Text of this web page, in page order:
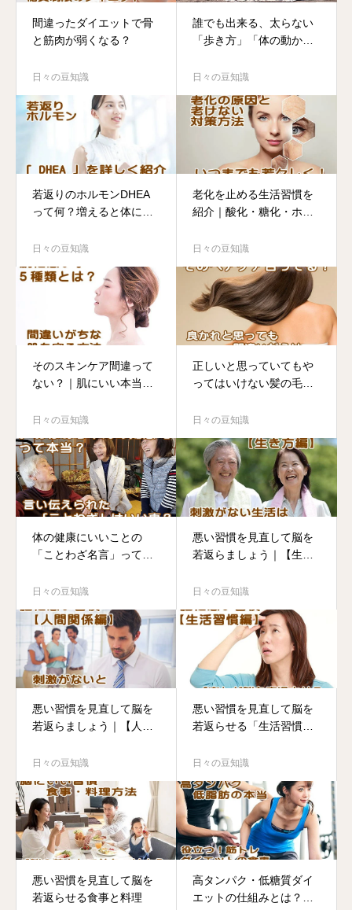
間違ったダイエットで骨
と筋肉が弱くなる？
日々の豆知識
誰でも出来る、太らない
「歩き方」「体の動かし
日々の豆知識
若返りのホルモンDHEA
って何？増えると体にい
日々の豆知識
老化を止める生活習慣を
紹介｜酸化・糖化・ホル
日々の豆知識
そのスキンケア間違って
ない？｜肌にいい本当の
日々の豆知識
正しいと思っていてもや
ってはいけない髪の毛ケ
日々の豆知識
体の健康にいいことの
「ことわざ名言」って本
日々の豆知識
悪い習慣を見直して脳を
若返らましょう｜【生き
日々の豆知識
悪い習慣を見直して脳を
若返らましょう｜【人間
日々の豆知識
悪い習慣を見直して脳を
若返らせる「生活習慣
日々の豆知識
悪い習慣を見直して脳を
若返らせる食事と料理
高タンパク・低糖質ダイ
エットの仕組みとは？筋